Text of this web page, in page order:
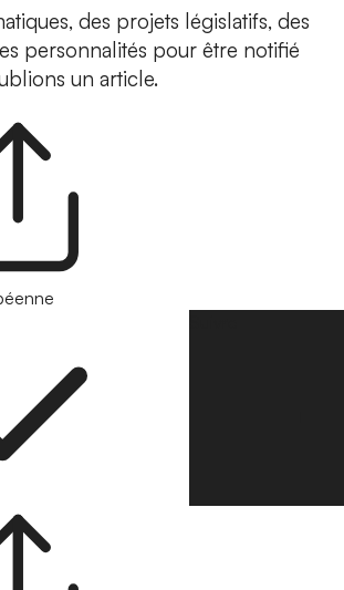
des projets législatifs, des
personnalités pour être notifié
un article.